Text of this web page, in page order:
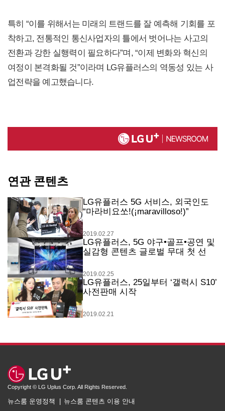
특히 “이를 위해서는 미래의 트랜드를 잘 예측해 기회를 포
착하고, 전통적인 통신사업자의 틀에서 벗어나는 사고의
전환과 강한 실행력이 필요하다”며, “이제 변화와 혁신의
여정이 본격화될 것”이라며 LG유플러스의 역동성 있는 사
업전략을 예고했습니다.
연관 콘텐츠
LG유플러스 5G 서비스, 외국인도
“마라비요쏘!(¡maravilloso!)”
2019.02.27
LG유플러스, 5G 야구•골프•공연 및
실감형 콘텐츠 글로벌 무대 첫 선
2019.02.25
LG유플러스, 25일부터 ‘갤럭시 S10’
사전판매 시작
2019.02.21
Copyright © LG Uplus Corp. All Rights Reserved.
뉴스룸 운영정책 뉴스룸 콘텐츠 이용 안내